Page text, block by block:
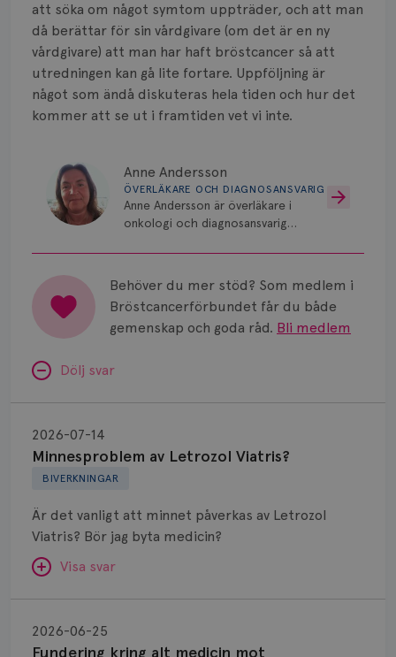
att söka om något symtom uppträder, och att man
då berättar för sin vårdgivare (om det är en ny
vårdgivare) att man har haft bröstcancer så att
utredningen kan gå lite fortare. Uppföljning är
något som ändå diskuteras hela tiden och hur det
kommer att se ut i framtiden vet vi inte.
Anne Andersson
ÖVERLÄKARE OCH DIAGNOSANSVARIG
Anne Andersson är överläkare i
onkologi och diagnosansvarig
Universitetssjukhus i Umeå.
Behöver du mer stöd? Som medlem i
Bröstcancerförbundet får du både
gemenskap och goda råd. Bli medlem
Dölj svar
BIVERKNINGAR
Minnesproblem av Letrozol Viatris?
2026-07-14
Är det vanligt att minnet påverkas av Letrozol
Viatris? Bör jag byta medicin?
Visa svar
SVAR:
Letrozol
Viatris?
Fundering kring alt medicin mot
2026-06-25
kring